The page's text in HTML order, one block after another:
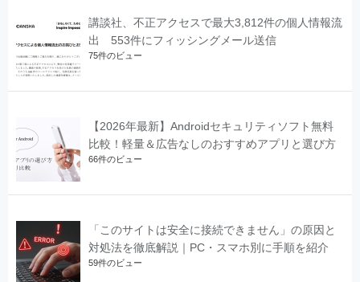
講談社、不正アクセスで最大3,812件の個人情報流
出 553件にフィッシングメール送信
75件のビュー
【2026年最新】Androidセキュリティソフト無料
比較！軽量＆広告なしのおすすめアプリと選び方
66件のビュー
「このサイトは安全に接続できません」の原因と
対処法を徹底解説｜PC・スマホ別に手順を紹介
59件のビュー